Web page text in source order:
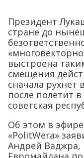
Президент
стране до
выстроена
смещения
сначала рухнет
после полетит
советская
Об этом в
«PolitWera»
Андрей